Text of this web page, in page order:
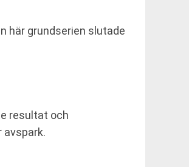
här grundserien slutade
resultat och
avspark.